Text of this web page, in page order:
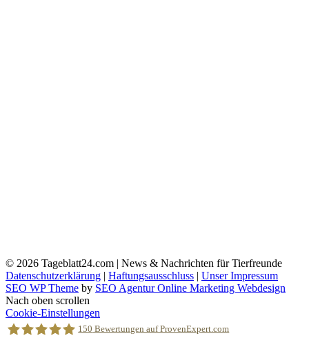
© 2026 Tageblatt24.com | News & Nachrichten für Tierfreunde
Datenschutzerklärung | Haftungsausschluss | Unser Impressum
SEO WP Theme by SEO Agentur Online Marketing Webdesign
Nach oben scrollen
Cookie-Einstellungen
150 Bewertungen auf ProvenExpert.com